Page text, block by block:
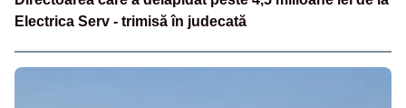
Electrica Serv - trimisă în judecată